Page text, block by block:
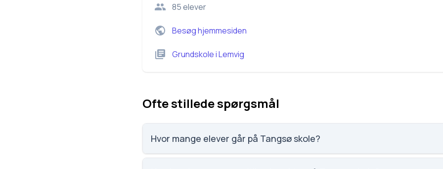
85elever
Besøg hjemmesiden
GrundskoleiLemvig
Ofte stillede spørgsmål
Hvor mange elever går på Tangsø skole?
Tangsø skole har 85 elever, hvilket gør den til nummer 1943 ud af 3143 skoler.